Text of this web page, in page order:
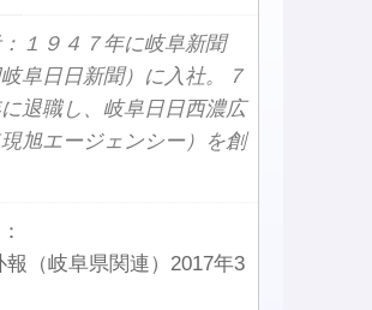
１９４７年に岐阜新聞
岐阜日日新聞）に入社。７
に退職し、岐阜日日西濃広
旭エージェンシー）を創
報（岐阜県関連）2017年3